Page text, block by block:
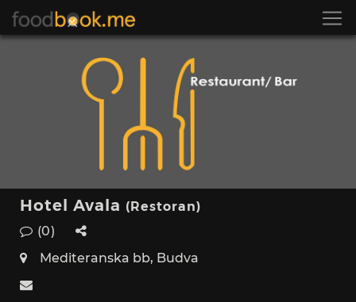
Hotel Avala (Restoran)
(0)
Mediteranska bb, Budva